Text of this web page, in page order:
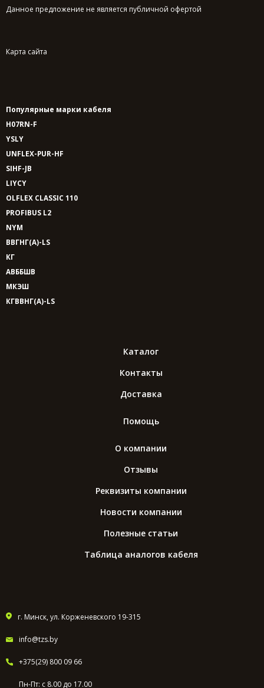
Данное предложение не является публичной офертой
Карта сайта
Популярные марки кабеля
H07RN-F
YSLY
UNFLEX-PUR-HF
SIHF-JB
LIYCY
OLFLEX CLASSIC 110
PROFIBUS L2
NYM
ВВГНГ(A)-LS
КГ
АВББШВ
МКЭШ
КГВВНГ(A)-LS
Каталог
Контакты
Доставка
Помощь
О компании
Отзывы
Реквизиты компании
Новости компании
Полезные статьи
Таблица аналогов кабеля
г. Минск, ул. Корженевского 19-315
info@tzs.by
+375(29) 800 09 66
Пн-Пт: с 8.00 до 17.00